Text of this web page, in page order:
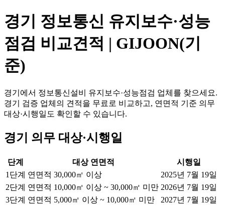
경기 정보통신 유지보수·성능
점검 비교견적 | GIJOON(기
준)
경기에서 정보통신설비 유지보수·성능점검 업체를 찾으세요.
경기 검증 업체의 견적을 무료로 비교하고, 연면적 기준 의무
대상·시행일도 확인할 수 있습니다.
경기 의무 대상·시행일
단계 대상 연면적
시행일
1단계 연면적 30,000㎡ 이상
2025년 7월 19일
2단계 연면적 10,000㎡ 이상 ~ 30,000㎡ 미만 2026년 7월 19일
3단계 연면적 5,000㎡ 이상 ~ 10,000㎡ 미만 2027년 7월 19일